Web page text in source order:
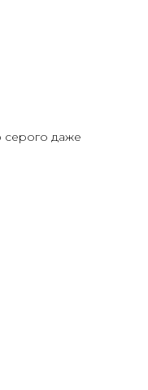
серого даже